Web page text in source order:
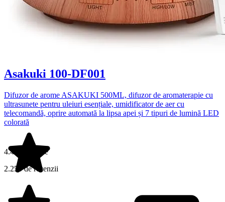
Asakuki 100-DF001
Difuzor de arome ASAKUKI 500ML, difuzor de aromaterapie cu
ultrasunete pentru uleiuri esențiale, umidificator de aer cu
telecomandă, oprire automată la lipsa apei și 7 tipuri de lumină LED
colorată
4.4 din 5 stele
2.250 de recenzii